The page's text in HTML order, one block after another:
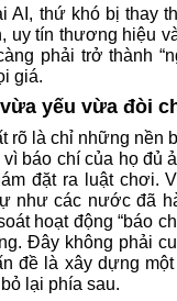
AI, thứ khó bị thay
uy tín thương hiệu
phải trở thành
giá.
yếu vừa đòi
rõ là chỉ những nền
báo chí của họ đủ
đặt ra luật chơi.
như các nước đã
hoạt động “báo
Đây không phải
đề là xây dựng
lại phía sau.